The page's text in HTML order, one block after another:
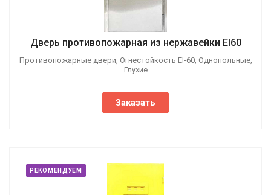
Дверь противопожарная из нержавейки EI60
Противопожарные двери, Огнестойкость EI-60, Однопольные,
Глухие
Заказать
РЕКОМЕНДУЕМ